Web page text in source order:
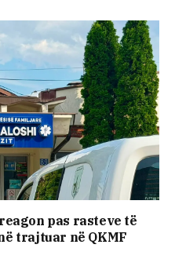
pas rasteve të
trajtuar në QKMF